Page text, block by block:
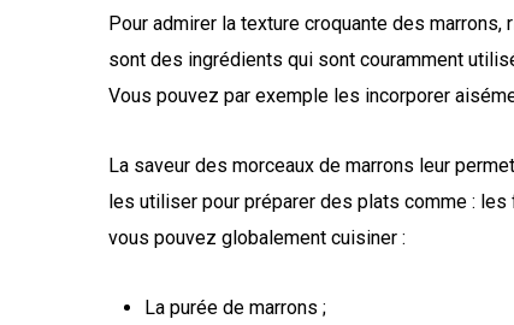
Pour admirer la texture croquante des marrons,
sont des ingrédients qui sont couramment
Vous pouvez par exemple les incorporer
La saveur des morceaux de marrons leur
les utiliser pour préparer des plats comme :
vous pouvez globalement cuisiner :
La purée de marrons ;